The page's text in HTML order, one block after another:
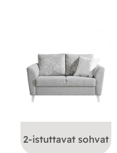
2-istuttavat sohvat